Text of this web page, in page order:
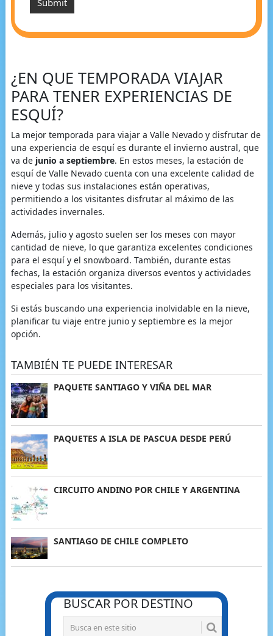
¿EN QUE TEMPORADA VIAJAR
PARA TENER EXPERIENCIAS DE
ESQUÍ?
La mejor temporada para viajar a Valle Nevado y disfrutar de
una experiencia de esquí es durante el invierno austral, que
va de junio a septiembre. En estos meses, la estación de
esquí de Valle Nevado cuenta con una excelente calidad de
nieve y todas sus instalaciones están operativas,
permitiendo a los visitantes disfrutar al máximo de las
actividades invernales.
Además, julio y agosto suelen ser los meses con mayor
cantidad de nieve, lo que garantiza excelentes condiciones
para el esquí y el snowboard. También, durante estas
fechas, la estación organiza diversos eventos y actividades
especiales para los visitantes.
Si estás buscando una experiencia inolvidable en la nieve,
planificar tu viaje entre junio y septiembre es la mejor
opción.
TAMBIÉN TE PUEDE INTERESAR
PAQUETE SANTIAGO Y VIÑA DEL MAR
PAQUETES A ISLA DE PASCUA DESDE PERÚ
CIRCUITO ANDINO POR CHILE Y ARGENTINA
SANTIAGO DE CHILE COMPLETO
BUSCAR POR DESTINO